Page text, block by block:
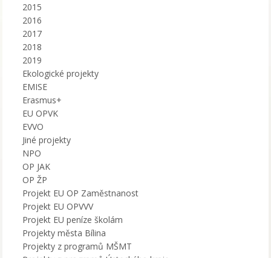
2015
2016
2017
2018
2019
Ekologické projekty
EMISE
Erasmus+
EU OPVK
EVVO
Jiné projekty
NPO
OP JAK
OP ŽP
Projekt EU OP Zaměstnanost
Projekt EU OPVVV
Projekt EU peníze školám
Projekty města Bílina
Projekty z programů MŠMT